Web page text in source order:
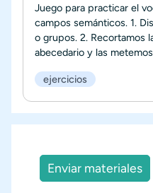
Juego para practicar el
campos semánticos. 1.
o grupos. 2. Recortamos
abecedario y las
ejercicios
Enviar materiales